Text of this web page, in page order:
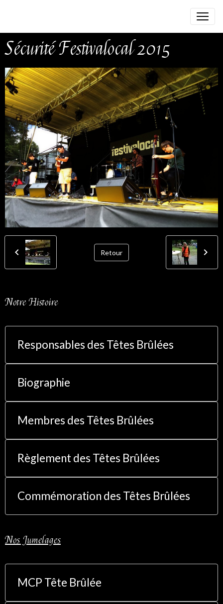
Sécurité Festivalocal 2015
Retour
Notre Histoire
Responsables des Têtes Brûlées
Biographie
Membres des Têtes Brûlées
Règlement des Têtes Brûlées
Commémoration des Têtes Brûlées
Nos Jumelages
MCP Tête Brûlée